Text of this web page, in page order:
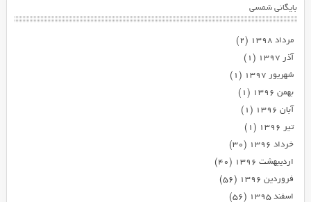
بایگانی شمسی
مرداد ۱۳۹۸
(۲)
آذر ۱۳۹۷
(۱)
شهریور ۱۳۹۷
(۱)
بهمن ۱۳۹۶
(۱)
آبان ۱۳۹۶
(۱)
تیر ۱۳۹۶
(۱)
خرداد ۱۳۹۶
(۳۰)
اردیبهشت ۱۳۹۶
(۴۰)
فروردین ۱۳۹۶
(۵۶)
اسفند ۱۳۹۵
(۵۶)